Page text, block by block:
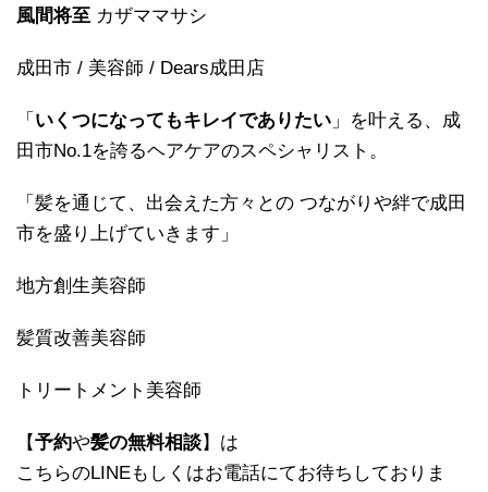
風間将至 カザママサシ
成田市 / 美容師 / Dears成田店
「 いくつになってもキレイでありたい 」を叶える、成
田市No.1を誇るヘアケアのスペシャリスト。
「髪を通じて、出会えた方々との つながりや絆で成田
市を盛り上げていきます」
地方創生美容師
髪質改善美容師
トリートメント美容師
【予約や髪の無料相談】は
こちらのLINEもしくはお電話にてお待ちしておりま